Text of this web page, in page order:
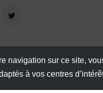
navigation sur ce site,
à vos centres